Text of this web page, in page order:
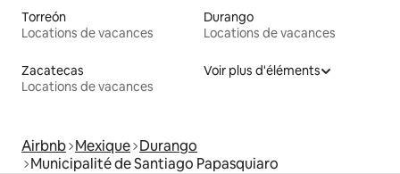
Torreón
Locations de vacances
Durango
Locations de vacances
Zacatecas
Locations de vacances
Voir plus d'éléments
Airbnb Mexique Durango
Municipalité de Santiago Papasquiaro